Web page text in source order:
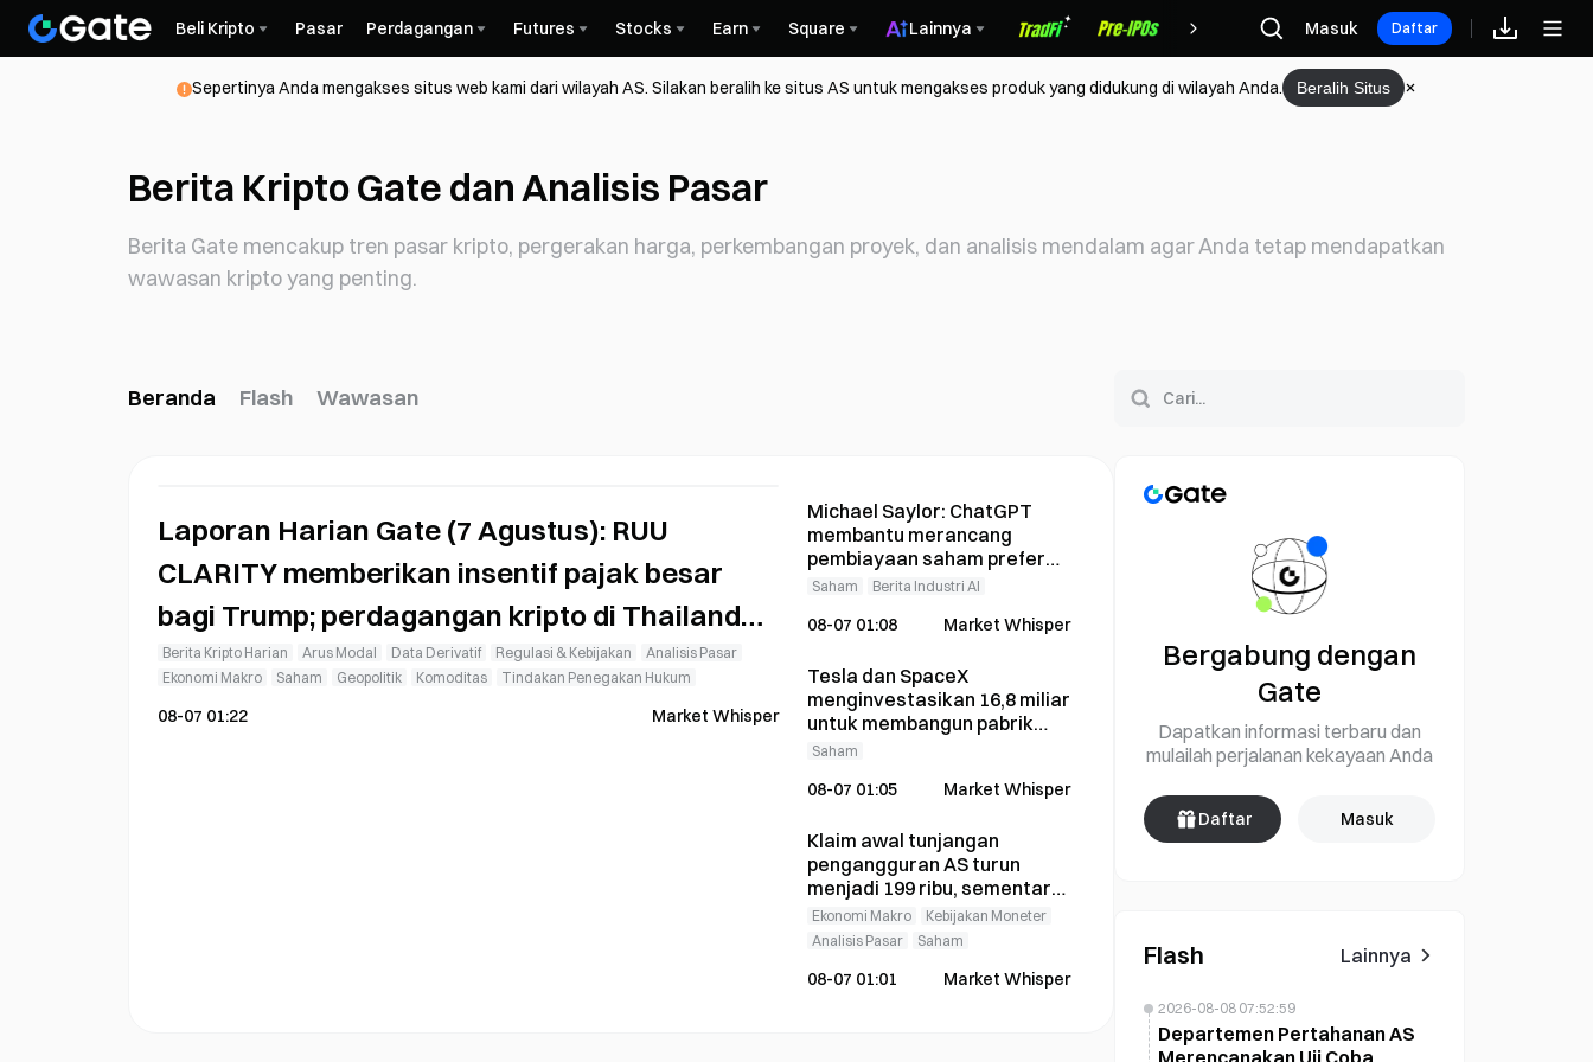
Beli Kripto Pasar Perdagangan Futures Stocks Earn Square Lainnya HadiahMasuk Daftar
Sepertinya Anda mengakses situs web kami dari wilayah AS. Silakan beralih ke situs AS untuk mengakses produk yang didukung di wilayah Anda. Beralih Situs
Berita Kripto Gate dan Analisis Pasar
Berita Gate mencakup tren pasar kripto, pergerakan harga, perkembangan proyek, dan analisis mendalam agar Anda tetap mendapatkan
wawasan kripto yang penting.
Beranda Flash Wawasan
Laporan Harian Gate (7 Agustus): RUU
CLARITY memberikan insentif pajak besar
bagi Trump; perdagangan kripto di Thailand
dibebaskan dari pajak keuntungan modal
Berita Kripto Harian Arus Modal Data Derivatif Regulasi & Kebijakan
Analisis Pasar
Ekonomi Makro
Saham Geopolitik Komoditas Tindakan Penegakan Hukum
08-07 01:22 Market Whisper
Michael Saylor: ChatGPT
membantu merancang
pembiayaan saham preferen
senilai US$15 miliar
Saham Berita Industri AI
08-07 01:08 Market Whisper
Tesla dan SpaceX
menginvestasikan 16,8 miliar
untuk membangun pabrik
wafer Terafab; Intel
bergabung.
Saham
08-07 01:05 Market Whisper
Klaim awal tunjangan
pengangguran AS turun
menjadi 199 ribu, sementara
Bitcoin menghapus kenaikan
sebelumnya dan
$64.312.
Ekonomi Makro
Kebijakan Moneter
Analisis Pasar
Saham
08-07 01:01 Market Whisper
Bergabung dengan
Gate
Dapatkan informasi terbaru dan
mulailah perjalanan kekayaan Anda
Daftar Masuk
Flash Lainnya
2026-08-08 07:52:59
Departemen Pertahanan AS
Merencanakan Uji Coba